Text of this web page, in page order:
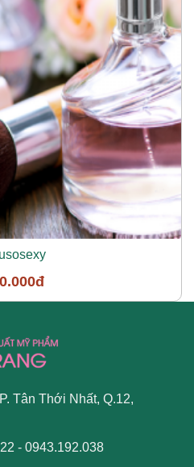
Tân Thới Nhất, Q.12,
- 0943.192.038